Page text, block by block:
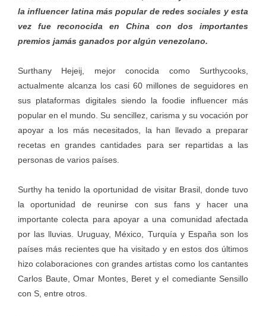
la influencer latina más popular de redes sociales y esta
vez fue reconocida en China con dos importantes
premios jamás ganados por algún venezolano.
Surthany Hejeij, mejor conocida como Surthycooks,
actualmente alcanza los casi 60 millones de seguidores en
sus plataformas digitales siendo la foodie influencer más
popular en el mundo. Su sencillez, carisma y su vocación por
apoyar a los más necesitados, la han llevado a preparar
recetas en grandes cantidades para ser repartidas a las
personas de varios países.
Surthy ha tenido la oportunidad de visitar Brasil, donde tuvo
la oportunidad de reunirse con sus fans y hacer una
importante colecta para apoyar a una comunidad afectada
por las lluvias. Uruguay, México, Turquía y España son los
países más recientes que ha visitado y en estos dos últimos
hizo colaboraciones con grandes artistas como los cantantes
Carlos Baute, Omar Montes, Beret y el comediante Sensillo
con S, entre otros.